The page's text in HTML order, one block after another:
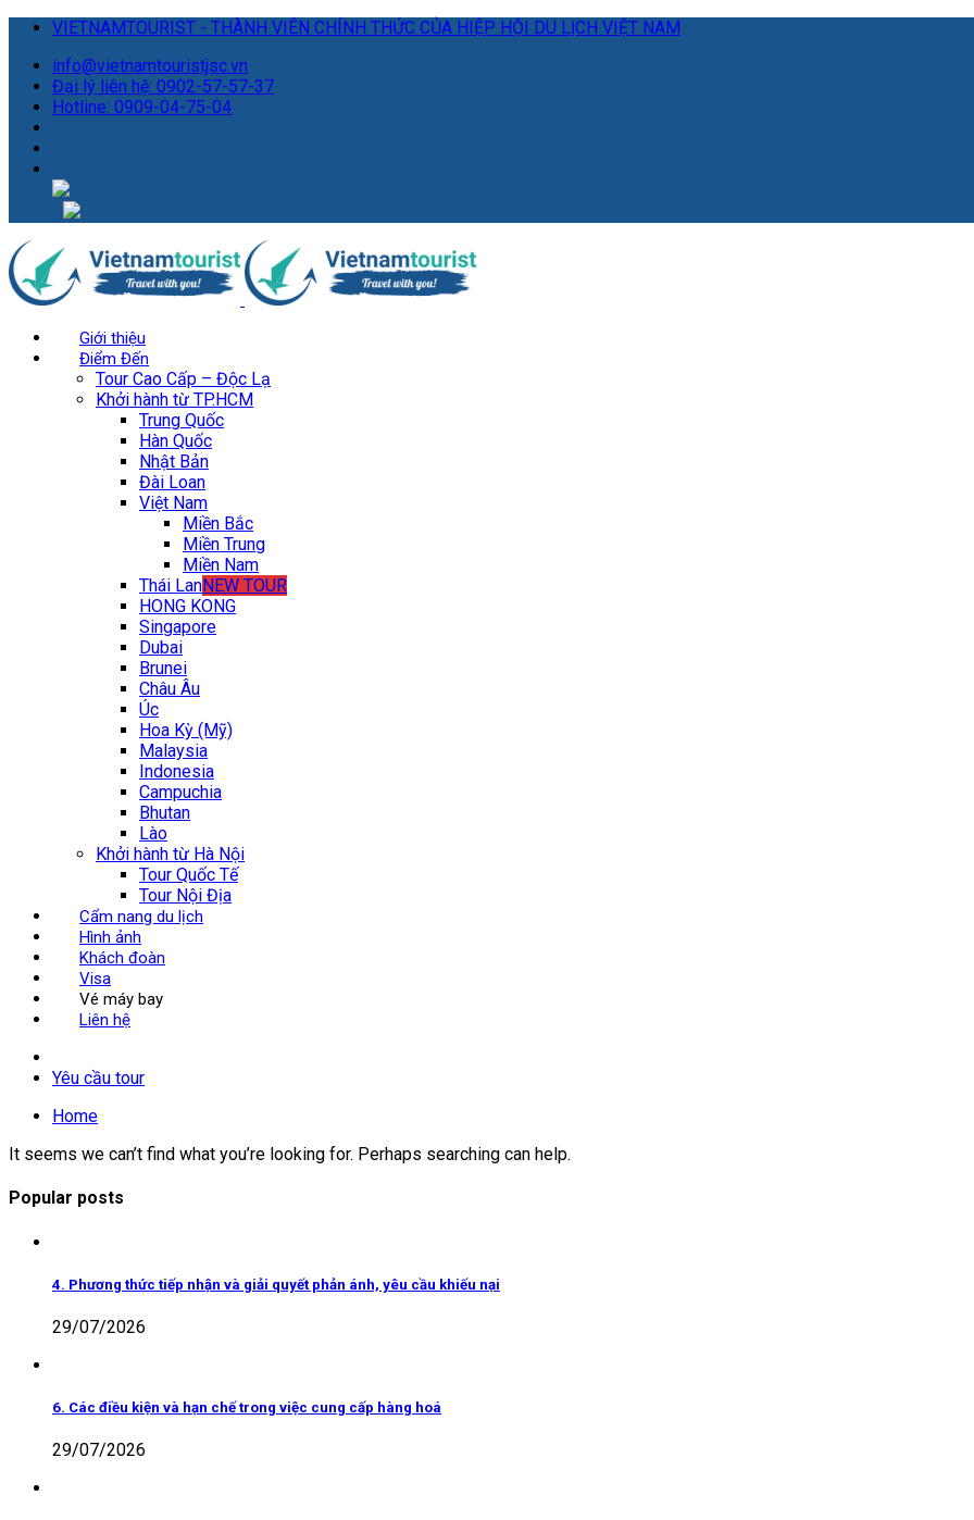
VIETNAMTOURIST - THÀNH VIÊN CHÍNH THỨC CỦA HIỆP HỘI DU LỊCH VIỆT NAM
info@vietnamtouristjsc.vn
Đại lý liên hệ: 0902-57-57-37
Hotline: 0909-04-75-04
Giới thiệu
Điểm Đến
Tour Cao Cấp – Độc Lạ
Khởi hành từ TP.HCM
Trung Quốc
Hàn Quốc
Nhật Bản
Đài Loan
Việt Nam
Miền Bắc
Miền Trung
Miền Nam
Thái LanNEW TOUR
HONG KONG
Singapore
Dubai
Brunei
Châu Âu
Úc
Hoa Kỳ (Mỹ)
Malaysia
Indonesia
Campuchia
Bhutan
Lào
Khởi hành từ Hà Nội
Tour Quốc Tế
Tour Nội Địa
Cẩm nang du lịch
Hình ảnh
Khách đoàn
Visa
Vé máy bay
Liên hệ
Yêu cầu tour
Home
It seems we can’t find what you’re looking for. Perhaps searching can help.
Popular posts
4. Phương thức tiếp nhận và giải quyết phản ánh, yêu cầu khiếu nại
29/07/2026
6. Các điều kiện và hạn chế trong việc cung cấp hàng hoá
29/07/2026